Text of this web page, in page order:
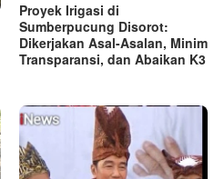
Proyek Irigasi di
Sumberpucung Disorot:
Dikerjakan Asal-Asalan, Minim
Transparansi, dan Abaikan K3